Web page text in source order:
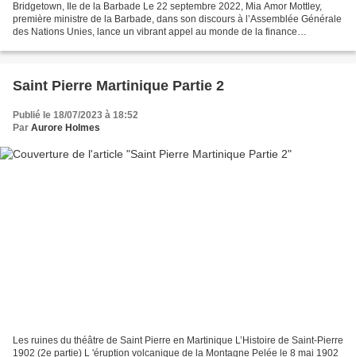
Bridgetown, Ile de la Barbade Le 22 septembre 2022, Mia Amor Mottley,
première ministre de la Barbade, dans son discours à l’Assemblée Générale
des Nations Unies, lance un vibrant appel au monde de la finance
Saint Pierre Martinique Partie 2
Publié le 18/07/2023 à 18:52
Par Aurore Holmes
Les ruines du théâtre de Saint Pierre en Martinique L’Histoire de Saint-Pierre
1902 (2e partie) L 'éruption volcanique de la Montagne Pelée le 8 mai 1902